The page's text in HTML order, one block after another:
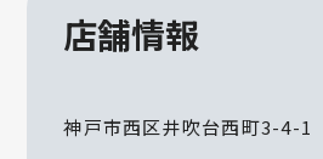
店舗情報
神戸市西区井吹台西町3-4-1